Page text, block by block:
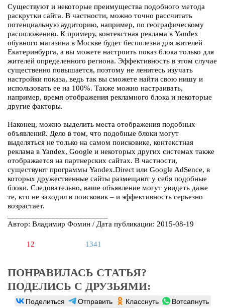
Существуют и некоторые преимущества подобного метода
раскрутки сайта. В частности, можно точно рассчитать
потенциальную аудиторию, например, по географическому
расположению. К примеру, контекстная реклама в Yandex
обувного магазина в Москве будет бесполезна для жителей
Екатеринбурга, а вы можете настроить показ блока только для
жителей определенного региона. Эффективность в этом случае
существенно повышается, поэтому не ленитесь изучать
настройки показа, ведь так вы сможете найти свою нишу и
использовать ее на 100%. Также можно настраивать,
например, время отображения рекламного блока и некоторые
другие факторы.
Наконец, можно выделить места отображения подобных
объявлений. Дело в том, что подобные блоки могут
выделяться не только на самом поисковике, контекстная
реклама в Yandex, Google и некоторых других системах также
отображается на партнерских сайтах. В частности,
существуют программы Yandex.Direct или Google AdSence, в
которых дружественные сайты размещают у себя подобные
блоки. Следовательно, ваше объявление могут увидеть даже
те, кто не заходил в поисковик – и эффективность серьезно
возрастает.
Автор: Владимир Фомин / Дата публикации: 2015-08-19
12 1341
ПОНРАВИЛАСЬ СТАТЬЯ?
ПОДЕЛИСЬ С ДРУЗЬЯМИ:
Поделиться Отправить Класснуть
Вотсапнуть